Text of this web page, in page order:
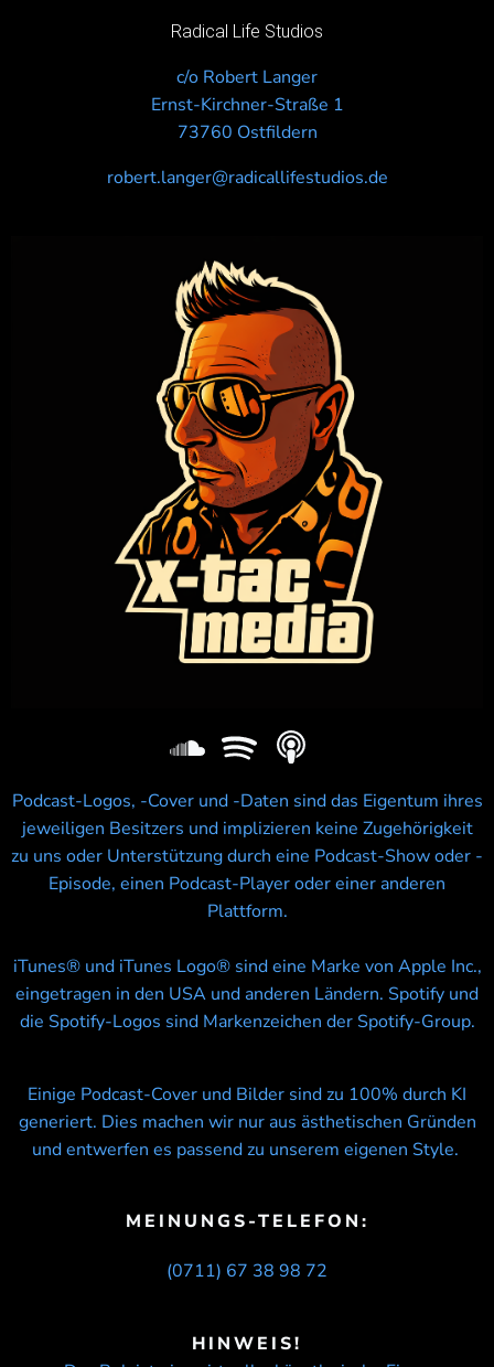
Radical Life Studios
c/o Robert Langer
Ernst-Kirchner-Straße 1
73760 Ostfildern
robert.langer@radicallifestudios.de
Podcast-Logos, -Cover und -Daten sind das Eigentum ihres
jeweiligen Besitzers und implizieren keine Zugehörigkeit
zu uns oder Unterstützung durch eine Podcast-Show oder -
Episode, einen Podcast-Player oder einer anderen
Plattform.
iTunes® und iTunes Logo® sind eine Marke von Apple Inc.,
eingetragen in den USA und anderen Ländern. Spotify und
die Spotify-Logos sind Markenzeichen der Spotify-Group.
Einige Podcast-Cover und Bilder sind zu 100% durch KI
generiert. Dies machen wir nur aus ästhetischen Gründen
und entwerfen es passend zu unserem eigenen Style.
MEINUNGS-TELEFON:
(0711) 67 38 98 72
HINWEIS!